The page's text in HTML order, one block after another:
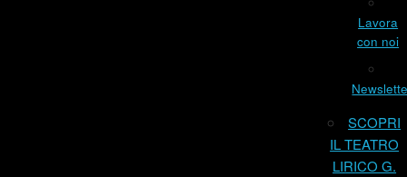
Lavora
con noi
SCOPRI
IL TEATRO
LIRICO G.